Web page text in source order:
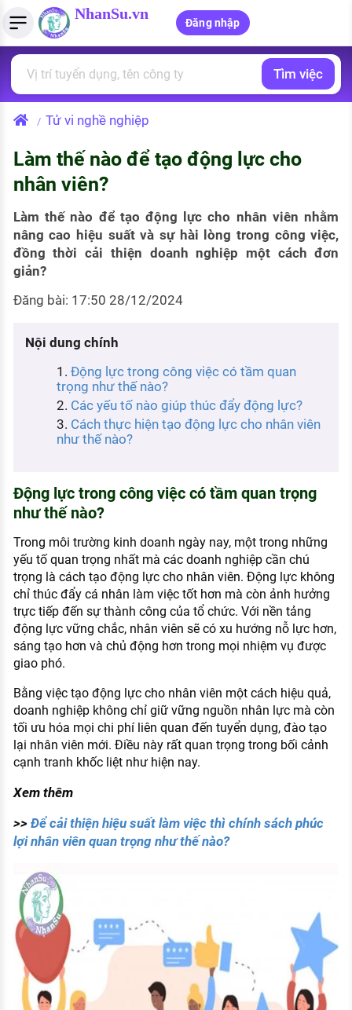
NhanSu.vn
Đăng nhập
Tìm việc làm
Việc làm ngành luật
Việc làm lương cao
CÔNG TY
Danh sách nhà tuyển dụng
Quản lý CV
Tải CV lên
Tạo CV trực tuyến
Mẫu CV đơn giản
Mẫu CV hiện đại
Tính lương Gross - Net
Tính thuế thu nhập cá nhân
Tính trợ cấp thất nghiệp
PHÁP LUẬT VIỆT NAM
Văn bản pháp luật
PHÁP LUẬT LAO ĐỘNG
Lao động và tiền lương
Bảo hiểm và phúc lợi
Thuế thu nhập
Hồ sơ biểu mẫu
Chính sách lao động
KHÁM PHÁ NGHỀ NGHIỆP
Tử vi nghề nghiệp
Kỹ năng nghề nghiệp
Xu hướng việc làm
XÂY DỰNG VÀ PHÁT TRIỂN ĐỘI NGŨ
NHÂN SỰ
TUYỂN DỤNG VIỆC LÀM
Tìm việc
/ Tử vi nghề nghiệp
Làm thế nào để tạo động lực cho
nhân viên?
Làm thế nào để tạo động lực cho nhân viên nhằm
nâng cao hiệu suất và sự hài lòng trong công việc,
đồng thời cải thiện doanh nghiệp một cách đơn
giản?
Đăng bài: 17:50 28/12/2024
Nội dung chính
Động lực trong công việc có tầm quan
trọng như thế nào?
Các yếu tố nào giúp thúc đẩy động lực?
Cách thực hiện tạo động lực cho nhân viên
như thế nào?
Động lực trong công việc có tầm quan trọng
như thế nào?
Trong môi trường kinh doanh ngày nay, một trong những
yếu tố quan trọng nhất mà các doanh nghiệp cần chú
trọng là cách tạo động lực cho nhân viên. Động lực không
chỉ thúc đẩy cá nhân làm việc tốt hơn mà còn ảnh hưởng
trực tiếp đến sự thành công của tổ chức. Với nền tảng
động lực vững chắc, nhân viên sẽ có xu hướng nỗ lực hơn,
sáng tạo hơn và chủ động hơn trong mọi nhiệm vụ được
giao phó.
Bằng việc tạo động lực cho nhân viên một cách hiệu quả,
doanh nghiệp không chỉ giữ vững nguồn nhân lực mà còn
tối ưu hóa mọi chi phí liên quan đến tuyển dụng, đào tạo
lại nhân viên mới. Điều này rất quan trọng trong bối cảnh
cạnh tranh khốc liệt như hiện nay.
Xem thêm
>> Để cải thiện hiệu suất làm việc thì chính sách phúc
lợi nhân viên quan trọng như thế nào?